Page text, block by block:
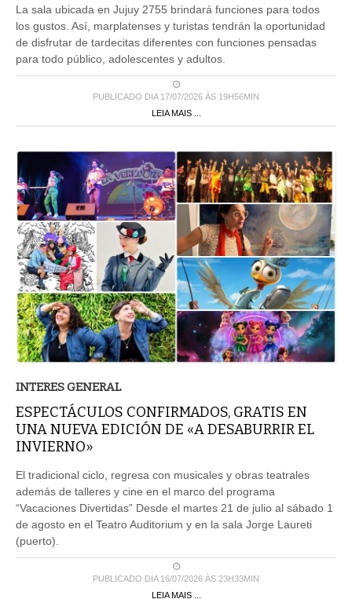
La sala ubicada en Jujuy 2755 brindará funciones para todos
los gustos. Así, marplatenses y turistas tendrán la oportunidad
de disfrutar de tardecitas diferentes con funciones pensadas
para todo público, adolescentes y adultos.
PUBLICADO DIA 17/07/2026 ÀS 19H56MIN
LEIA MAIS ...
INTERES GENERAL
ESPECTÁCULOS CONFIRMADOS, GRATIS EN
UNA NUEVA EDICIÓN DE «A DESABURRIR EL
INVIERNO»
El tradicional ciclo, regresa con musicales y obras teatrales
además de talleres y cine en el marco del programa
“Vacaciones Divertidas” Desde el martes 21 de julio al sábado 1
de agosto en el Teatro Auditorium y en la sala Jorge Laureti
(puerto).
PUBLICADO DIA 16/07/2026 ÀS 23H33MIN
LEIA MAIS ...